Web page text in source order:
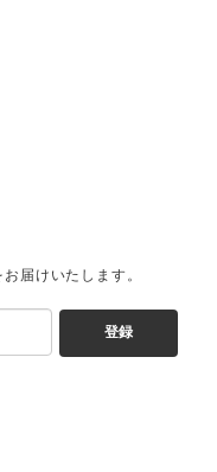
届けいたします。
登録